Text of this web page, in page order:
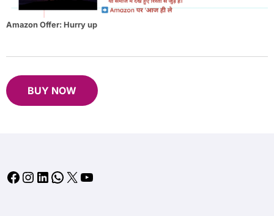
Amazon Offer: Hurry up
BUY NOW
Facebook
Instagram
LinkedIn
WhatsApp
X YouTube